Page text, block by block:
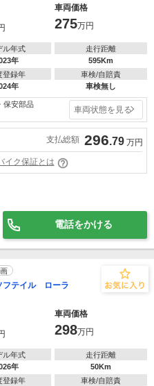
車両価格
275万円
ル年式
年
走行距離
595Km
登録年
年
車検/自賠責
車検無し
保安部品
車両状態を見る
支払総額 296.79 万円
イク保証とは
電話をかける
フテイル ローラ
車両価格
298万円
ル年式
年
走行距離
50Km
登録年
車検/自賠責